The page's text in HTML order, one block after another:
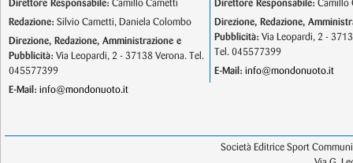
Direttore Responsabile: Camillo Cametti
Redazione: Silvio Cametti, Daniela Colombo
Direzione, Redazione, Amministrazione e
Pubblicità: Via Leopardi, 2 - 37138 Verona. Tel.
045577399
E-Mail: info@mondonuoto.it
Direttore Responsabile: Camillo
Direzione, Redazione,
Pubblicità: Via Leopardi, 2 -
Tel. 045577399
E-Mail: info@mondonuoto.it
Società Editrice Sport